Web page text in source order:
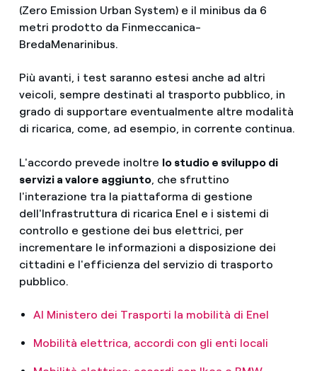
(Zero Emission Urban System) e il minibus da 6
metri prodotto da Finmeccanica-
BredaMenarinibus.
Più avanti, i test saranno estesi anche ad altri
veicoli, sempre destinati al trasporto pubblico, in
grado di supportare eventualmente altre modalità
di ricarica, come, ad esempio, in corrente continua.
L'accordo prevede inoltre lo studio e sviluppo di
servizi a valore aggiunto, che sfruttino
l'interazione tra la piattaforma di gestione
dell'Infrastruttura di ricarica Enel e i sistemi di
controllo e gestione dei bus elettrici, per
incrementare le informazioni a disposizione dei
cittadini e l'efficienza del servizio di trasporto
pubblico.
Al Ministero dei Trasporti la mobilità di Enel
Mobilità elettrica, accordi con gli enti locali